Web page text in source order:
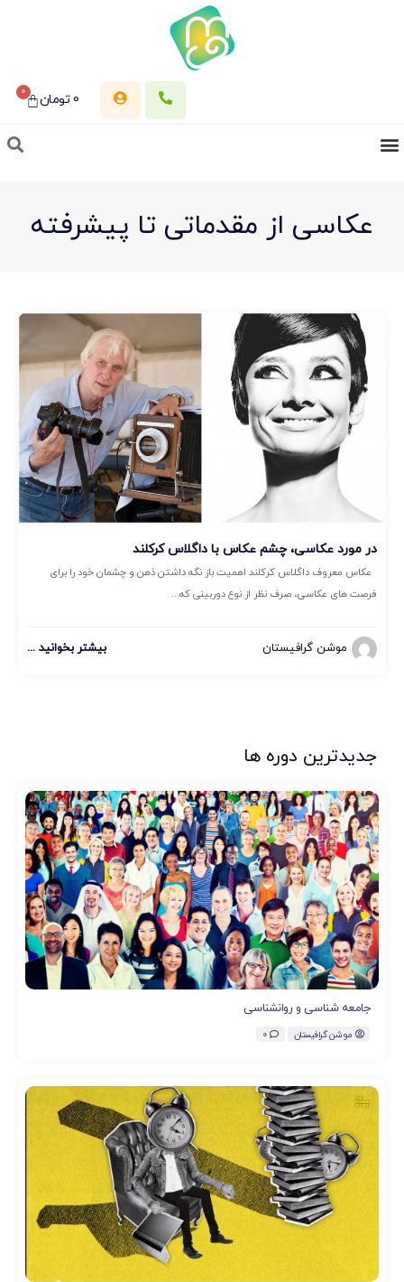
0 تومان 0
عکاسی از مقدماتی تا پیشرفته
در مورد عکاسی، چشم عکاس با داگلاس کرکلند
عکاس معروف داگلاس کرکلند اهمیت باز نگه داشتن ذهن و چشمان خود را برای
فرصت های عکاسی، صرف نظر از نوع دوربینی که...
موشن گرافیستان بیشتر بخوانید ...
جدیدترین دوره ها
جامعه شناسی و روانشناسی
موشن گرافیستان 0